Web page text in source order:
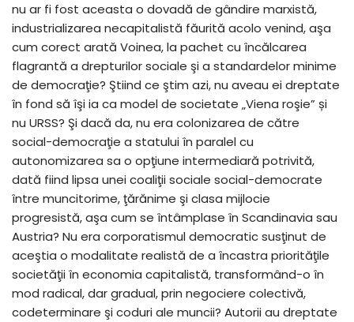
nu ar fi fost aceasta o dovadă de gândire marxistă,
industrializarea necapitalistă făurită acolo venind, aşa
cum corect arată Voinea, la pachet cu încălcarea
flagrantă a drepturilor sociale şi a standardelor minime
de democraţie? Ştiind ce ştim azi, nu aveau ei dreptate
în fond să îşi ia ca model de societate „Viena roşie” și
nu URSS? Şi dacă da, nu era colonizarea de către
social-democraţie a statului în paralel cu
autonomizarea sa o opţiune intermediară potrivită,
dată fiind lipsa unei coaliţii sociale social-democrate
între muncitorime, ţărănime şi clasa mijlocie
progresistă, aşa cum se întâmplase în Scandinavia sau
Austria? Nu era corporatismul democratic susţinut de
aceştia o modalitate realistă de a încastra priorităţile
societăţii în economia capitalistă, transformând-o în
mod radical, dar gradual, prin negociere colectivă,
codeterminare şi coduri ale muncii? Autorii au dreptate